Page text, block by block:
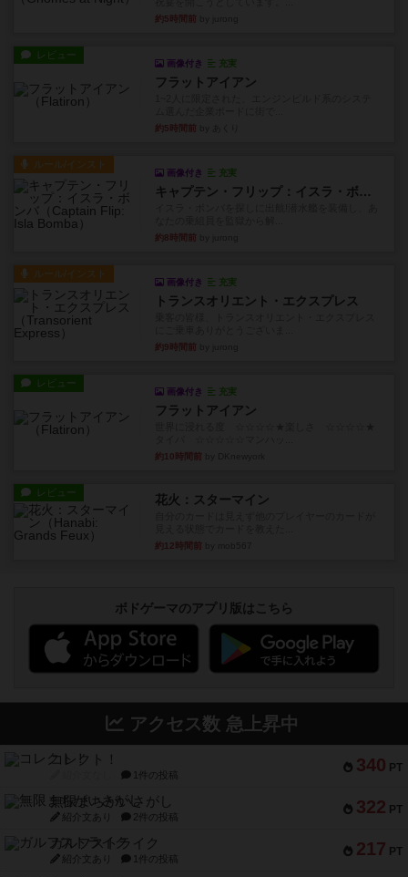
約5時間前
レビュー
画像付き 充実
フラットアイアン
約5時間前
ルール/インスト
画像付き 充実
キャプテン・フリップ：イスラ・ボンバ
約8時間前
ルール/インスト
画像付き 充実
トランスオリエント・エクスプレス
約9時間前
レビュー
画像付き 充実
フラットアイアン
約10時間前
レビュー 花火：スターマイン
約12時間前
ボドゲーマのアプリ版はこちら
アクセス数 急上昇中
340 PT
コレクト！
1件の投稿
322 PT
無限まちがいさがし
紹介文あり 2件の投稿
217 PT
ガルフストライク
紹介文あり 1件の投稿